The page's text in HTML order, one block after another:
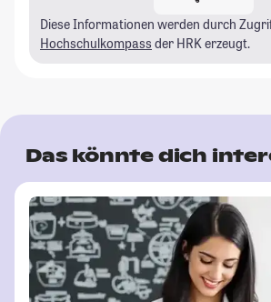
Diese Informationen werden durch
Hochschulkompass der HRK erzeugt.
Das könnte dich